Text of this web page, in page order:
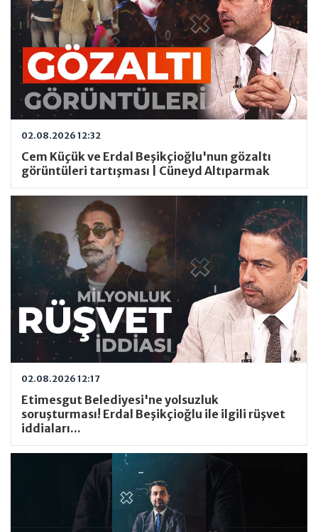
02.08.2026 12:32
Cem Küçük ve Erdal Beşikçioğlu'nun gözaltı
görüntüleri tartışması | Cüneyd Altıparmak
02.08.2026 12:17
Etimesgut Belediyesi'ne yolsuzluk
soruşturması! Erdal Beşikçioğlu ile ilgili rüşvet
iddiaları...